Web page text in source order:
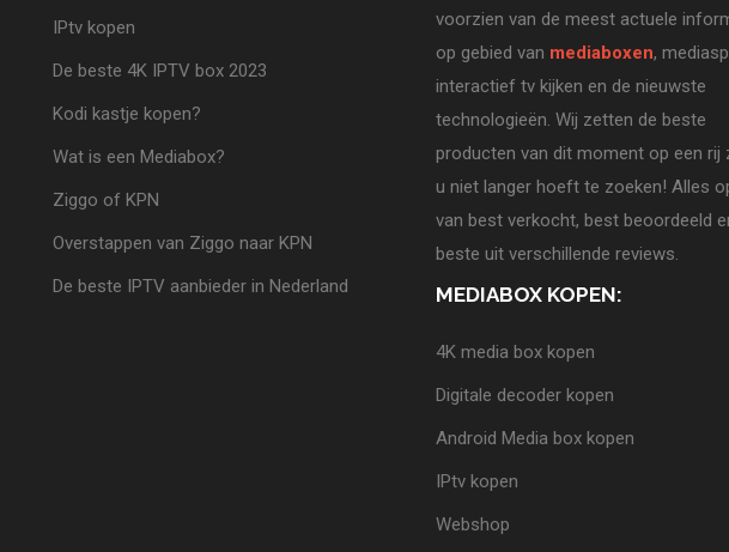
IPtv kopen
De beste 4K IPTV box 2023
Kodi kastje kopen?
Wat is een Mediabox?
Ziggo of KPN
Overstappen van Ziggo naar KPN
De beste IPTV aanbieder in Nederland
voorzien van de meest actuele
op gebied van mediaboxen,
interactief tv kijken en de nieuwste
technologieën. Wij zetten de beste
producten van dit moment op een rij
u niet langer hoeft te zoeken! Alles
van best verkocht, best beoordeeld
beste uit verschillende reviews.
MEDIABOX KOPEN:
4K media box kopen
Digitale decoder kopen
Android Media box kopen
IPtv kopen
Webshop